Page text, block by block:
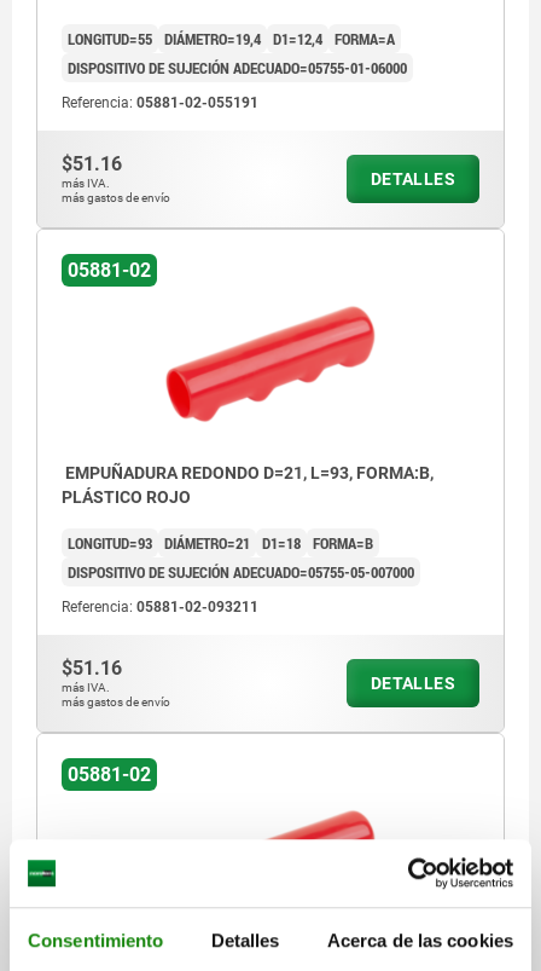
Consentimiento Detalles Acerca de las cookies
LONGITUD=55 DIÁMETRO=19,4 D1=12,4 FORMA=A
DISPOSITIVO DE SUJECIÓN ADECUADO=05755-01-06000
Referencia: 05881-02-055191
$51.16
más IVA.
más gastos de envío
DETALLES
05881-02
EMPUÑADURA REDONDO D=21, L=93, FORMA:B,
PLÁSTICO ROJO
LONGITUD=93 DIÁMETRO=21 D1=18 FORMA=B
DISPOSITIVO DE SUJECIÓN ADECUADO=05755-05-007000
Referencia: 05881-02-093211
$51.16
más IVA.
más gastos de envío
DETALLES
05881-02